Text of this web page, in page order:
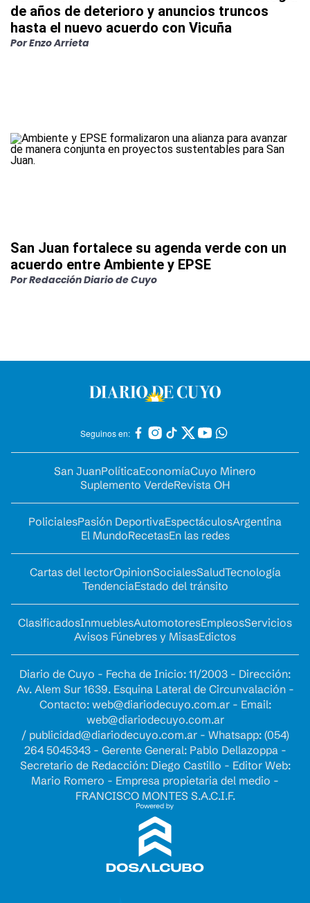
de años de deterioro y anuncios truncos
hasta el nuevo acuerdo con Vicuña
PorEnzo Arrieta
San Juan fortalece su agenda verde con un
acuerdo entre Ambiente y EPSE
PorRedacción Diario de Cuyo
Seguinos en:
San JuanPolíticaEconomíaCuyo Minero
Suplemento VerdeRevista OH
PolicialesPasión DeportivaEspectáculosArgentina
El MundoRecetasEn las redes
Cartas del lectorOpinionSocialesSaludTecnología
TendenciaEstado del tránsito
ClasificadosInmueblesAutomotoresEmpleosServicios
Avisos Fúnebres y MisasEdictos
Diario de Cuyo - Fecha de Inicio: 11/2003 - Dirección:
Av. Alem Sur 1639. Esquina Lateral de Circunvalación -
Contacto: web@diariodecuyo.com.ar- Email:
web@diariodecuyo.com.ar
/ publicidad@diariodecuyo.com.ar- Whatsapp: (054)
264 5045343 - Gerente General: Pablo Dellazoppa -
Secretario de Redacción: Diego Castillo - Editor Web:
Mario Romero - Empresa propietaria del medio -
FRANCISCO MONTES S.A.C.I.F.